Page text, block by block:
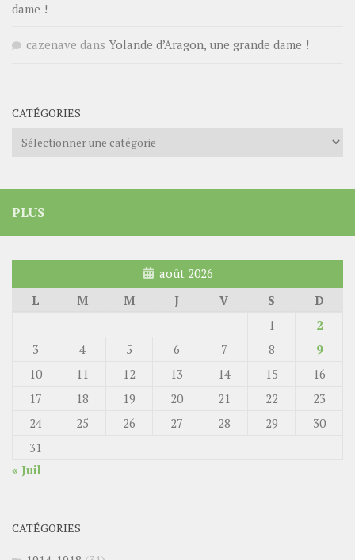
dame !
cazenave dans Yolande d’Aragon, une grande dame !
CATÉGORIES
Catégories
PLUS
août 2026
L
M M J V S
D
1
2
3
4 5 6 7 8
9
10
11 12 13 14 15
16
17
18 19 20 21 22
23
24
25 26 27 28 29
30
31
« Juil
CATÉGORIES